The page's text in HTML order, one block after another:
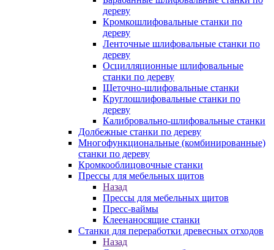
дереву
Кромкошлифовальные станки по
дереву
Ленточные шлифовальные станки по
дереву
Осцилляционные шлифовальные
станки по дереву
Щеточно-шлифовальные станки
Круглошлифовальные станки по
дереву
Калибровально-шлифовальные станки
Долбежные станки по дереву
Многофункциональные (комбинированные)
станки по дереву
Кромкооблицовочные станки
Прессы для мебельных щитов
Назад
Прессы для мебельных щитов
Пресс-ваймы
Клеенаносящие станки
Станки для переработки древесных отходов
Назад